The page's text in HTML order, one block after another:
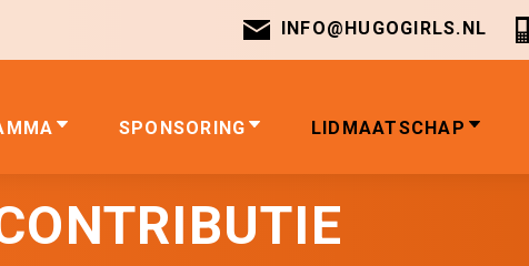
INFO@HUGOGIRLS.NL
SPONSORING LIDMAATSCHAP